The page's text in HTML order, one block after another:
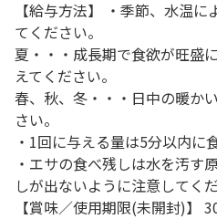
【給与方法】 ・季節、水温
てください。
夏・・・成長期で食欲が旺盛
えてください。
春、秋、冬・・・日中の暖か
さい。
・1回に与える量は5分以内に
・エサの食べ残しは水を汚す
しが出ないように注意してくだ
【賞味／使用期限(未開封)】